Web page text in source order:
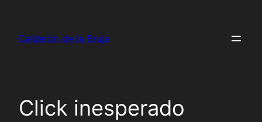
contenido
Calderón de la Bruja
Click inesperado